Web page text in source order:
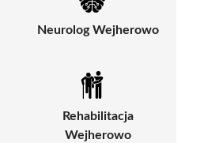
Neurolog Wejherowo
Rehabilitacja
Wejherowo